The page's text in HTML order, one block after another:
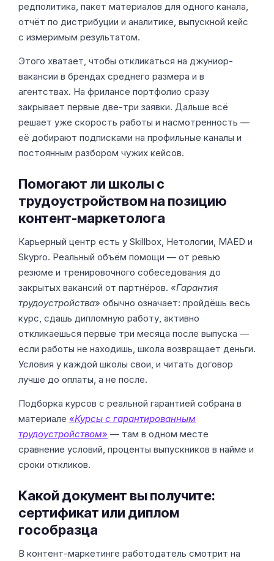
редполитика, пакет материалов для одного канала,
отчёт по дистрибуции и аналитике, выпускной кейс
с измеримым результатом.
Этого хватает, чтобы откликаться на джуниор-
вакансии в брендах среднего размера и в
агентствах. На фрилансе портфолио сразу
закрывает первые две-три заявки. Дальше всё
решает уже скорость работы и насмотренность —
её добирают подписками на профильные каналы и
постоянным разбором чужих кейсов.
Помогают ли школы с
трудоустройством на позицию
контент-маркетолога
Карьерный центр есть у Skillbox, Нетологии, MAED и
Skypro. Реальный объём помощи — от ревью
резюме и тренировочного собеседования до
закрытых вакансий от партнёров. «Гарантия
трудоустройства» обычно означает: пройдёшь весь
курс, сдашь дипломную работу, активно
откликаешься первые три месяца после выпуска —
если работы не находишь, школа возвращает деньги.
Условия у каждой школы свои, и читать договор
лучше до оплаты, а не после.
Подборка курсов с реальной гарантией собрана в
материале «Курсы с гарантированным
трудоустройством» — там в одном месте
сравнение условий, проценты выпускников в найме и
сроки откликов.
Какой документ вы получите:
сертификат или диплом
гособразца
В контент-маркетинге работодатель смотрит на